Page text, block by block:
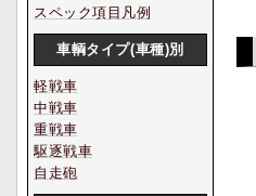
スペック項目凡例
車輌タイプ(車種)別
軽戦車
中戦車
重戦車
駆逐戦車
自走砲